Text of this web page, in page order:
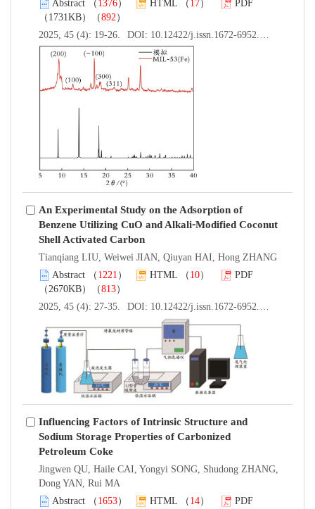
Abstract （ 1376） HTML （ 17）
PDF
（1731KB）（892 ）
2025, 45 (4): 19-26.
DOI: 10.12422/j.issn.1672-6952.2025.04.003
An Experimental Study on the Adsorption of
Benzene Utilizing CuO and Alkali⁃Modified Coconut
Shell Activated Carbon
Tianqiang LIU, Weiwei JIAN, Qiuyan HAI, Hong ZHANG
Abstract （ 1221 ） HTML （ 10）
PDF
（2670KB）（813）
2025, 45 (4): 27-35.
DOI: 10.12422/j.issn.1672-6952.2025.04.004
Influencing Factors of Intrinsic Structure and
Sodium Storage Properties of Carbonized
Petroleum Coke
Jingwen QU, Haile CAI, Yongyi SONG, Shudong ZHANG,
Dong YAN, Rui MA
Abstract （ 1653） HTML （ 14） PDF